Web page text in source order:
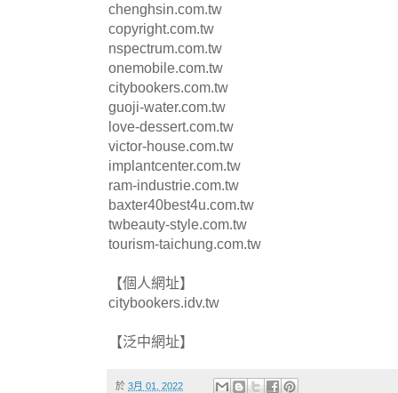
chenghsin.com.tw
copyright.com.tw
nspectrum.com.tw
onemobile.com.tw
citybookers.com.tw
guoji-water.com.tw
love-dessert.com.tw
victor-house.com.tw
implantcenter.com.tw
ram-industrie.com.tw
baxter40best4u.com.tw
twbeauty-style.com.tw
tourism-taichung.com.tw
【個人網址】
citybookers.idv.tw
【泛中網址】
於 3月 01, 2022